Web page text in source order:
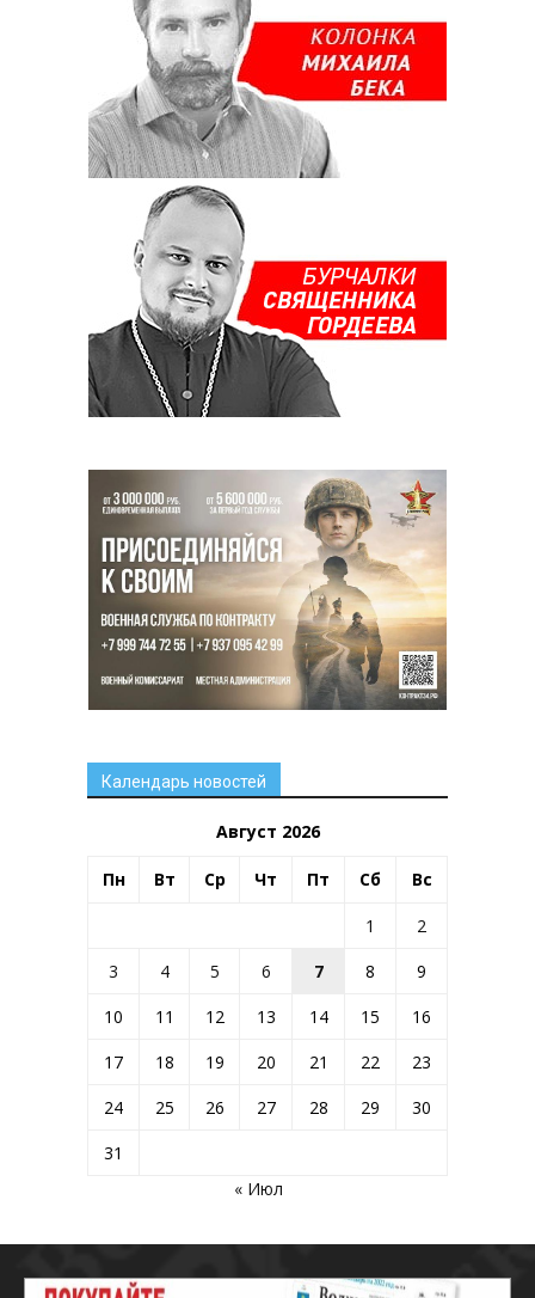
Календарь новостей
Август 2026
Пн Вт Ср Чт Пт Сб Вс
1
2
3
4 5 6 7 8
9
10
11 12 13 14 15
16
17
18 19 20 21 22
23
24
25 26 27 28 29
30
31
« Июл